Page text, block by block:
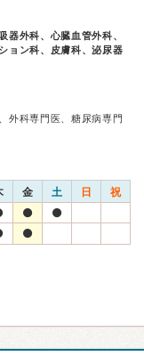
器外科、心臓血管外科、
ョン科、皮膚科、泌尿器
外科専門医、糖尿病専門
金 土 日 祝